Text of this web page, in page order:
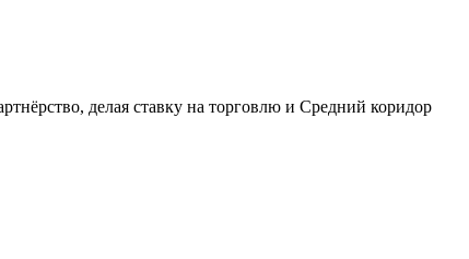
делая ставку на торговлю и Средний коридор